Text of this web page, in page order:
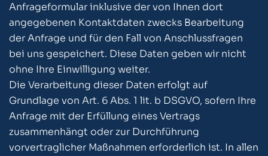
Anfrageformular inklusive der von Ihnen dort
angegebenen Kontaktdaten zwecks Bearbeitung
der Anfrage und für den Fall von Anschlussfragen
bei uns gespeichert. Diese Daten geben wir nicht
ohne Ihre Einwilligung weiter.
Die Verarbeitung dieser Daten erfolgt auf
Grundlage von Art. 6 Abs. 1 lit. b DSGVO, sofern Ihre
Anfrage mit der Erfüllung eines Vertrags
zusammenhängt oder zur Durchführung
vorvertraglicher Maßnahmen erforderlich ist. In allen